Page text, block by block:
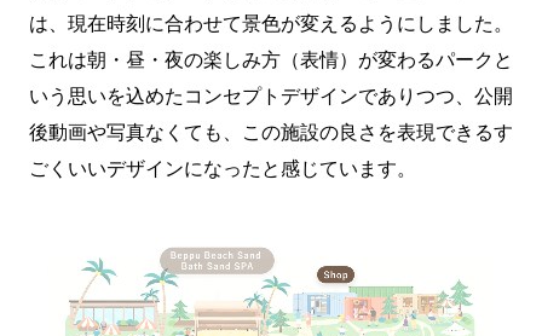
は、現在時刻に合わせて景色が変えるようにしました。
これは朝・昼・夜の楽しみ方（表情）が変わるパークと
いう思いを込めたコンセプトデザインでありつつ、公開
後動画や写真なくても、この施設の良さを表現できるす
ごくいいデザインになったと感じています。